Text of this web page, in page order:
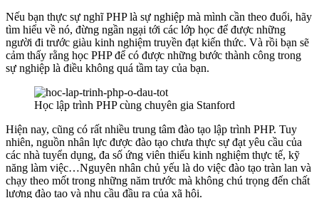
Nếu bạn thực sự nghĩ PHP là sự nghiệp mà mình cần theo đuổi, hãy
tìm hiểu về nó, đừng ngần ngại tới các lớp học để được những
người đi trước giàu kinh nghiệm truyền đạt kiến thức. Và rồi bạn sẽ
cảm thấy rằng học PHP để có được những bước thành công trong
sự nghiệp là điều không quá tầm tay của bạn.
Học lập trình PHP cùng chuyên gia Stanford
Hiện nay, cũng có rất nhiều trung tâm đào tạo lập trình PHP. Tuy
nhiên, nguồn nhân lực được đào tạo chưa thực sự đạt yêu cầu của
các nhà tuyển dụng, đa số ứng viên thiếu kinh nghiệm thực tế, kỹ
năng làm việc…Nguyên nhân chủ yếu là do việc đào tạo tràn lan và
chạy theo mốt trong những năm trước mà không chú trọng đến chất
lượng đào tạo và nhu cầu đầu ra của xã hội.